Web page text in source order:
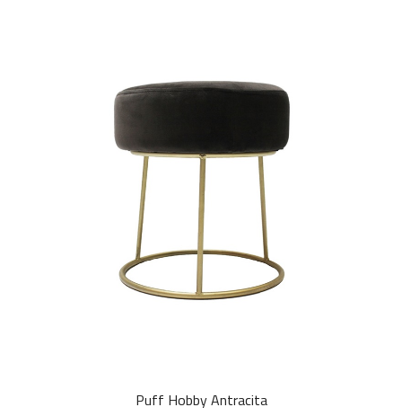
Puff Hobby Antracita